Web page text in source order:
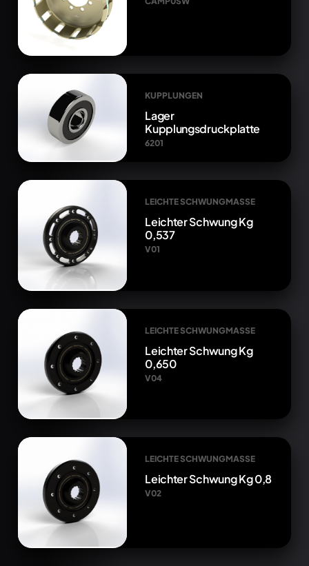
KUPPLUNGEN
Lager
Kupplungsdruckplatte
6201
LEICHTE SCHWUNGMASSE
Leichter Schwung Kg
0,537
V01
LEICHTE SCHWUNGMASSE
Leichter Schwung Kg
0,650
V04
LEICHTE SCHWUNGMASSE
Leichter Schwung Kg 0,8
V02